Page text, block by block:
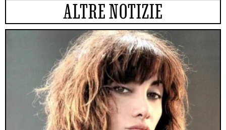
ALTRE NOTIZIE